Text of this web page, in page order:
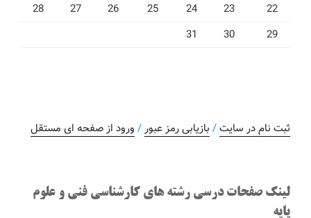
22
23
24
25
26
27
28
29
30
31
ثبت نام در سایت/ بازیابی رمز عبور / ورود از صفحه ای مستقل
لینک صفحات درسی رشته های کارشناسی فنی و علوم
پایه